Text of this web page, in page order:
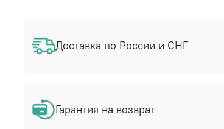
Доставка по России и СНГ
Гарантия на возврат